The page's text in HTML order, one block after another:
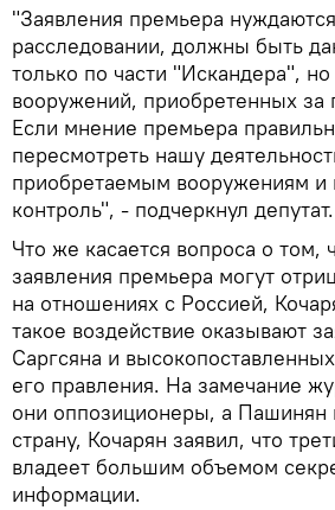
"Заявления премьера
расследовании, должны быть
только по части "Искандера",
вооружений, приобретенных за
Если мнение премьера
пересмотреть нашу
приобретаемым вооружениям и
контроль", - подчеркнул депутат.
Что же касается вопроса о том,
заявления премьера могут
на отношениях с Россией,
такое воздействие оказывают
Саргсяна и
его правления. На замечание
они оппозиционеры, а Пашинян
страну, Кочарян заявил, что
владеет большим объемом
информации.